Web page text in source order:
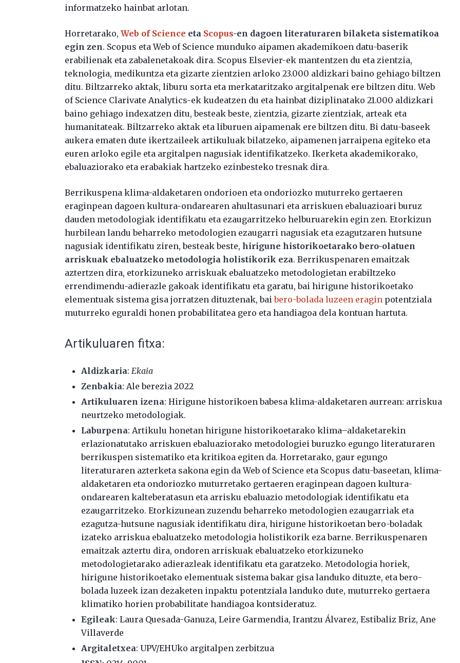
informatzeko hainbat arlotan.
Horretarako,Web of Science eta Scopus-en dagoen literaturaren bilaketa sistematikoa
egin zen. Scopus eta Web of Science munduko aipamen akademikoen datu-baserik
erabilienak eta zabalenetakoak dira. Scopus Elsevier-ek mantentzen du eta zientzia,
teknologia, medikuntza eta gizarte zientzien arloko 23.000 aldizkari baino gehiago biltzen
ditu. Biltzarreko aktak, liburu sorta eta merkataritzako argitalpenak ere biltzen ditu. Web
of Science Clarivate Analytics-ek kudeatzen du eta hainbat diziplinatako 21.000 aldizkari
baino gehiago indexatzen ditu, besteak beste, zientzia, gizarte zientziak, arteak eta
humanitateak. Biltzarreko aktak eta liburuen aipamenak ere biltzen ditu. Bi datu-baseek
aukera ematen dute ikertzaileek artikuluak bilatzeko, aipamenen jarraipena egiteko eta
euren arloko egile eta argitalpen nagusiak identifikatzeko. Ikerketa akademikorako,
ebaluaziorako eta erabakiak hartzeko ezinbesteko tresnak dira.
Berrikuspena klima-aldaketaren ondorioen eta ondoriozko muturreko gertaeren
eraginpean dagoen kultura-ondarearen ahultasunari eta arriskuen ebaluazioari buruz
dauden metodologiak identifikatu eta ezaugarritzeko helburuarekin egin zen. Etorkizun
hurbilean landu beharreko metodologien ezaugarri nagusiak eta ezagutzaren hutsune
nagusiak identifikatu ziren, besteak beste,hirigune historikoetarako bero-olatuen
arriskuak ebaluatzeko metodologia holistikorik eza. Berrikuspenaren emaitzak
aztertzen dira, etorkizuneko arriskuak ebaluatzeko metodologietan erabiltzeko
errendimendu-adierazle gakoak identifikatu eta garatu, bai hirigune historikoetako
elementuak sistema gisa jorratzen dituztenak, baibero-bolada luzeen eragin potentziala
muturreko eguraldi honen probabilitatea gero eta handiagoa dela kontuan hartuta.
Artikuluaren fitxa:
Aldizkaria: Ekaia
Zenbakia: Ale berezia 2022
Artikuluaren izena:Hirigune historikoen babesa klima-aldaketaren aurrean: arriskua
neurtzeko metodologiak.
Laburpena: Artikulu honetan hirigune historikoetarako klima–aldaketarekin
erlazionatutako arriskuen ebaluaziorako metodologiei buruzko egungo literaturaren
berrikuspen sistematiko eta kritikoa egiten da. Horretarako, gaur egungo
literaturaren azterketa sakona egin da Web of Science eta Scopus datu-baseetan, klima-
aldaketaren eta ondoriozko muturretako gertaeren eraginpean dagoen kultura-
ondarearen kalteberatasun eta arrisku ebaluazio metodologiak identifikatu eta
ezaugarritzeko. Etorkizunean zuzendu beharreko metodologien ezaugarriak eta
ezagutza-hutsune nagusiak identifikatu dira, hirigune historikoetan bero-boladak
izateko arriskua ebaluatzeko metodologia holistikorik eza barne. Berrikuspenaren
emaitzak aztertu dira, ondoren arriskuak ebaluatzeko etorkizuneko
metodologietarako adierazleak identifikatu eta garatzeko. Metodologia horiek,
hirigune historikoetako elementuak sistema bakar gisa landuko dituzte, eta bero-
bolada luzeek izan dezaketen inpaktu potentziala landuko dute, muturreko gertaera
klimatiko horien probabilitate handiagoa kontsideratuz.
Egileak:Laura Quesada-Ganuza,Leire Garmendia,Irantzu Álvarez,Estibaliz Briz, Ane
Villaverde
Argitaletxea: UPV/EHUko argitalpen zerbitzua